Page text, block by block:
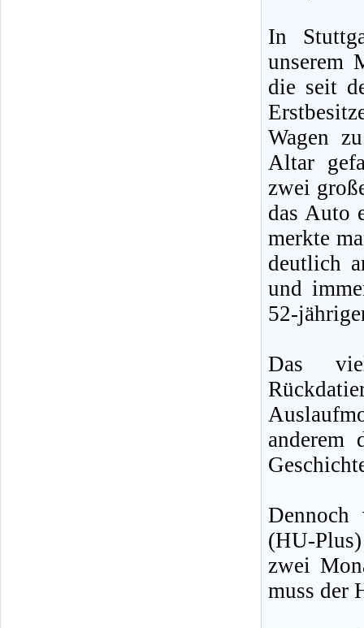
In
unserem
die seit
Wagen
Altar
zwei
das Auto
merkte
deutlich
und
52-
Das
anderem
Dennoch
(HU-
zwei
muss der